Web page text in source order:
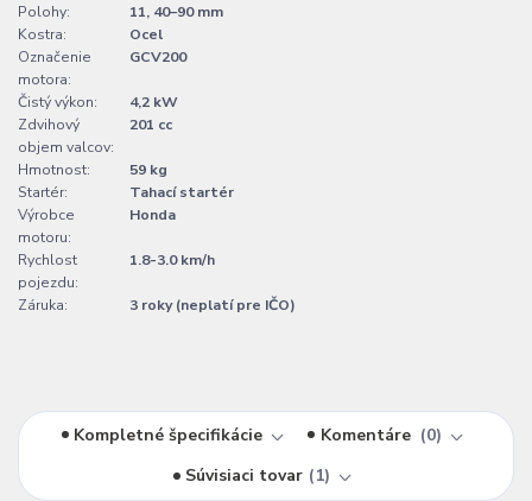
Polohy:
11, 40–90 mm
Kostra:
Ocel
Označenie
motora:
GCV200
Čistý výkon:
4,2 kW
Zdvihový
objem valcov:
201 cc
Hmotnost:
59 kg
Startér:
Tahací startér
Výrobce
motoru:
Honda
Rychlost
pojezdu:
1.8-3.0 km/h
Záruka: 3 roky (neplatí pre IČO)
Kompletné špecifikácie Komentáre
0
Súvisiaci tovar
1